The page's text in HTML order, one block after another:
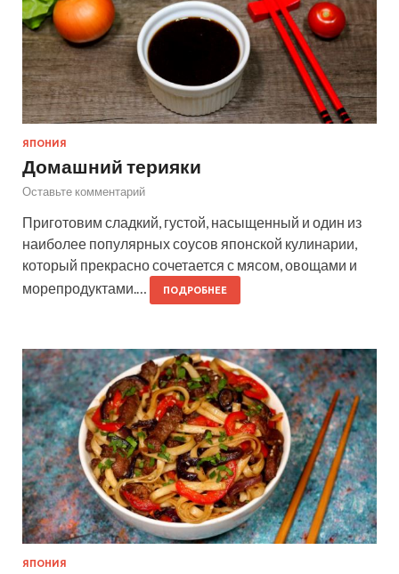
ЯПОНИЯ
Домашний терияки
Оставьте комментарий
Приготовим сладкий, густой, насыщенный и один из
наиболее популярных соусов японской кулинарии,
который прекрасно сочетается с мясом, овощами и
морепродуктами.…
ПОДРОБНЕЕ
ЯПОНИЯ